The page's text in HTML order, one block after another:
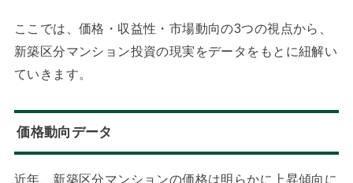
ここでは、価格・収益性・市場動向の3つの視点から、
新築区分マンション投資の現実をデータをもとに紐解い
ていきます。
価格動向データ
近年、新築区分マンションの価格は明らかに上昇傾向に